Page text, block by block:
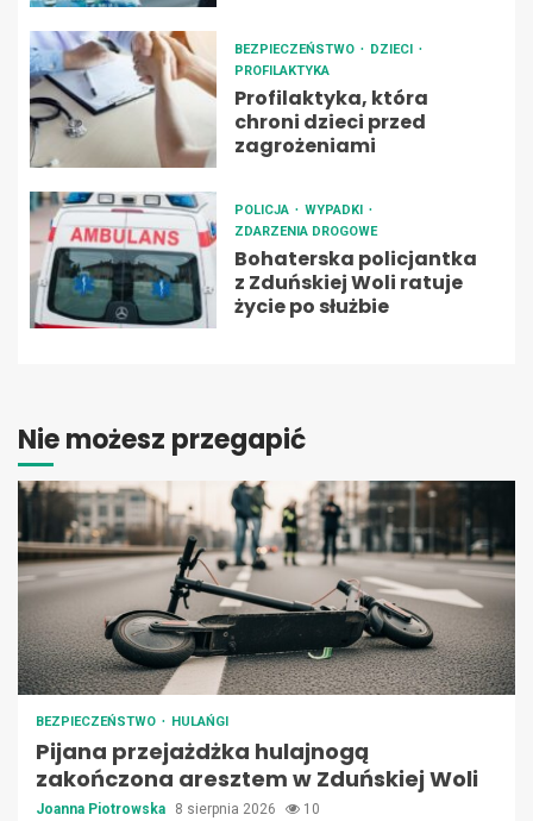
BEZPIECZEŃSTWO
DZIECI
PROFILAKTYKA
Profilaktyka, która
chroni dzieci przed
zagrożeniami
POLICJA
WYPADKI
ZDARZENIA DROGOWE
Bohaterska policjantka
z Zduńskiej Woli ratuje
życie po służbie
Nie możesz przegapić
BEZPIECZEŃSTWO HULAŃGI
Pijana przejażdżka hulajnogą
zakończona aresztem w Zduńskiej Woli
Joanna Piotrowska 8 sierpnia 2026 10